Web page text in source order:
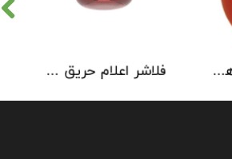
فلاشر اعلام حریق هوچیکی مدل CLB-E زنگ اعلام حریق هوچیکی Hochiki مدل MBF-6EV